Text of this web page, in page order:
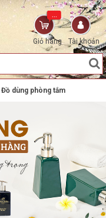
Tài khoản
Giỏ hàng
...
Đồ dùng phòng tắm